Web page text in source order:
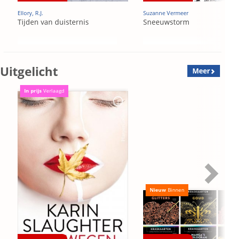
Ellory, R.J.
Tijden van duisternis
Suzanne Vermeer
Sneeuwstorm
Uitgelicht Meer
In prijs Verlaagd
Nieuw Binnen